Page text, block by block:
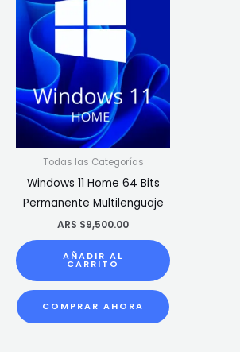
Todas las Categorías
Windows 11 Home 64 Bits
Permanente Multilenguaje
ARS $9,500.00
AÑADIR AL
CARRITO
COMPRAR AHORA